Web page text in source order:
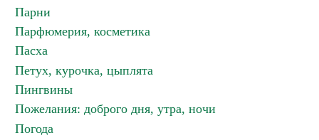
Парни
Парфюмерия, косметика
Пасха
Петух, курочка, цыплята
Пингвины
Пожелания: доброго дня, утра, ночи
Погода